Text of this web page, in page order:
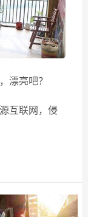
漂亮吧？
互联网，侵